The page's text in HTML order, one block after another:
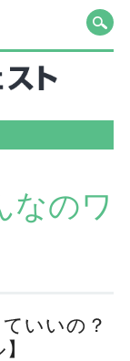
なのワ
いいの？